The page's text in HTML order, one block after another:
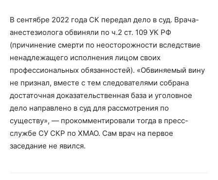
В сентябре 2022 года СК передал дело в суд. Врача-
анестезиолога обвиняли по ч.2 ст. 109 УК РФ
(причинение смерти по неосторожности вследствие
ненадлежащего исполнения лицом своих
профессиональных обязанностей). «Обвиняемый вину
не признал, вместе с тем следователями собрана
достаточная доказательственная база и уголовное
дело направлено в суд для рассмотрения по
существу», — прокомментировали тогда в пресс-
службе СУ СКР по ХМАО. Сам врач на первое
заседание не явился.